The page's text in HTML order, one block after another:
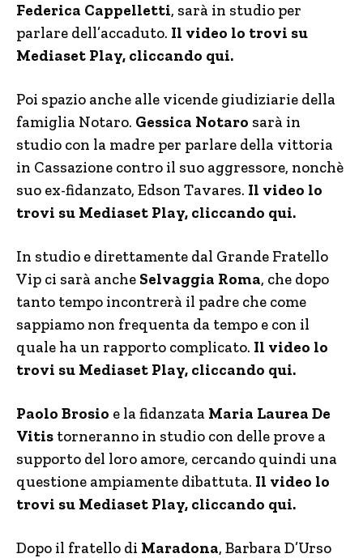
Federica Cappelletti, sarà in studio per
parlare dell’accaduto. Il video lo trovi su
Mediaset Play, cliccando qui.
Poi spazio anche alle vicende giudiziarie della
famiglia Notaro. Gessica Notaro sarà in
studio con la madre per parlare della vittoria
in Cassazione contro il suo aggressore, nonchè
suo ex-fidanzato, Edson Tavares. Il video lo
trovi su Mediaset Play, cliccando qui.
In studio e direttamente dal Grande Fratello
Vip ci sarà anche Selvaggia Roma, che dopo
tanto tempo incontrerà il padre che come
sappiamo non frequenta da tempo e con il
quale ha un rapporto complicato. Il video lo
trovi su Mediaset Play, cliccando qui.
Paolo Brosio e la fidanzata Maria Laurea De
Vitis torneranno in studio con delle prove a
supporto del loro amore, cercando quindi una
questione ampiamente dibattuta. Il video lo
trovi su Mediaset Play, cliccando qui.
Dopo il fratello di Maradona, Barbara D’Urso